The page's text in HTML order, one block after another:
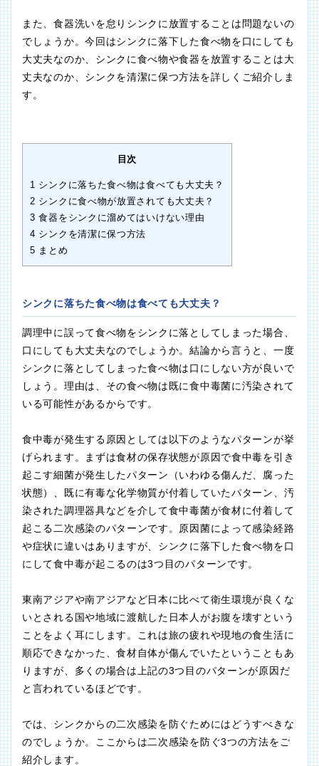
また、食器洗いを怠りシンクに放置することは問題ないの
でしょうか。今回はシンクに落下した食べ物を口にしても
大丈夫なのか、シンクに食べ物や食器を放置することは大
丈夫なのか、シンクを清潔に保つ方法を詳しくご紹介しま
す。
目次
1 シンクに落ちた食べ物は食べても大丈夫？
2 シンクに食べ物が放置されても大丈夫？
3 食器をシンクに溜めてはいけない理由
4 シンクを清潔に保つ方法
5 まとめ
シンクに落ちた食べ物は食べても大丈夫？
調理中に誤って食べ物をシンクに落としてしまった場合、
口にしても大丈夫なのでしょうか。結論から言うと、一度
シンクに落としてしまった食べ物は口にしない方が良いで
しょう。理由は、その食べ物は既に食中毒菌に汚染されて
いる可能性があるからです。
食中毒が発生する原因としては以下のようなパターンが挙
げられます。まずは食材の保存状態が原因で食中毒を引き
起こす細菌が発生したパターン（いわゆる傷んだ、腐った
状態）、既に有毒な化学物質が付着していたパターン、汚
染された調理器具などを介して食中毒菌が食材に付着して
起こる二次感染のパターンです。原因菌によって感染経路
や症状に違いはありますが、シンクに落下した食べ物を口
にして食中毒が起こるのは3つ目のパターンです。
東南アジアや南アジアなど日本に比べて衛生環境が良くな
いとされる国や地域に渡航した日本人がお腹を壊すという
ことをよく耳にします。これは旅の疲れや現地の食生活に
順応できなかった、食材自体が傷んでいたということもあ
りますが、多くの場合は上記の3つ目のパターンが原因だ
と言われているほどです。
では、シンクからの二次感染を防ぐためにはどうすべきな
のでしょうか。ここからは二次感染を防ぐ3つの方法をご
紹介します。